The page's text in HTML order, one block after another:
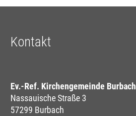
Kontakt
Ev.-Ref. Kirchengemeinde Burbach
Nassauische Straße 3
57299 Burbach